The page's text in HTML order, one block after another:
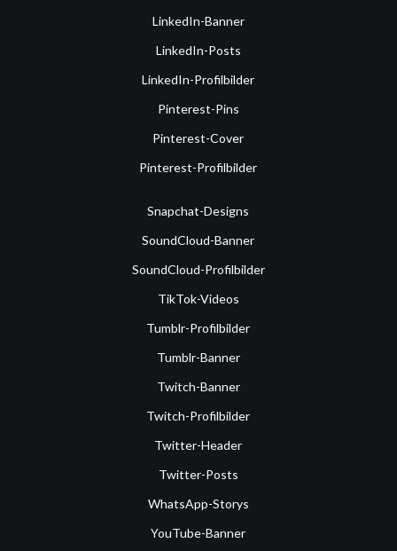
LinkedIn-Banner
LinkedIn-Posts
LinkedIn-Profilbilder
Pinterest-Pins
Pinterest-Cover
Pinterest-Profilbilder
Snapchat-Designs
SoundCloud-Banner
SoundCloud-Profilbilder
TikTok-Videos
Tumblr-Profilbilder
Tumblr-Banner
Twitch-Banner
Twitch-Profilbilder
Twitter-Header
Twitter-Posts
WhatsApp-Storys
YouTube-Banner